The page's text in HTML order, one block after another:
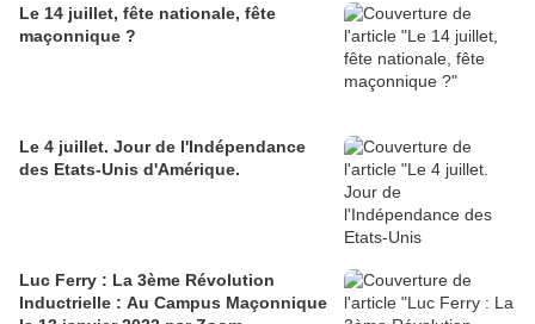
Le 14 juillet, fête nationale, fête
maçonnique ?
Le 4 juillet. Jour de l'Indépendance
des Etats-Unis d'Amérique.
Luc Ferry : La 3ème Révolution
Inductrielle : Au Campus Maçonnique